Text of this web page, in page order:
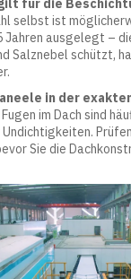
für die
selbst ist
Jahren ausgelegt –
Salznebel schützt,
in der
im Dach sind
Sie die